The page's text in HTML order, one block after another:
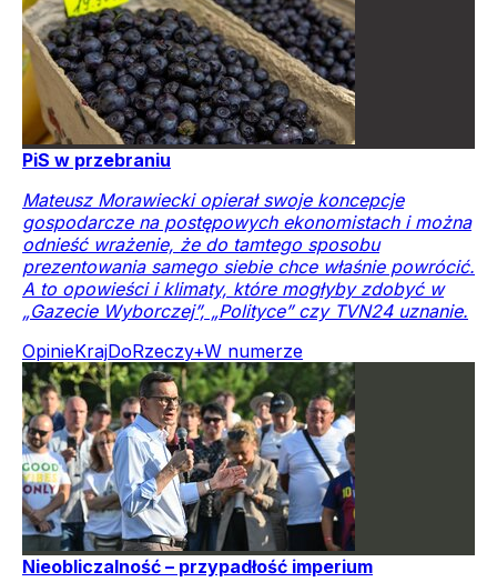
PiS w przebraniu
Mateusz Morawiecki opierał swoje koncepcje
gospodarcze na postępowych ekonomistach i można
odnieść wrażenie, że do tamtego sposobu
prezentowania samego siebie chce właśnie powrócić.
A to opowieści i klimaty, które mogłyby zdobyć w
„Gazecie Wyborczej”, „Polityce” czy TVN24 uznanie.
OpinieKrajDoRzeczy+W numerze
Nieobliczalność – przypadłość imperium